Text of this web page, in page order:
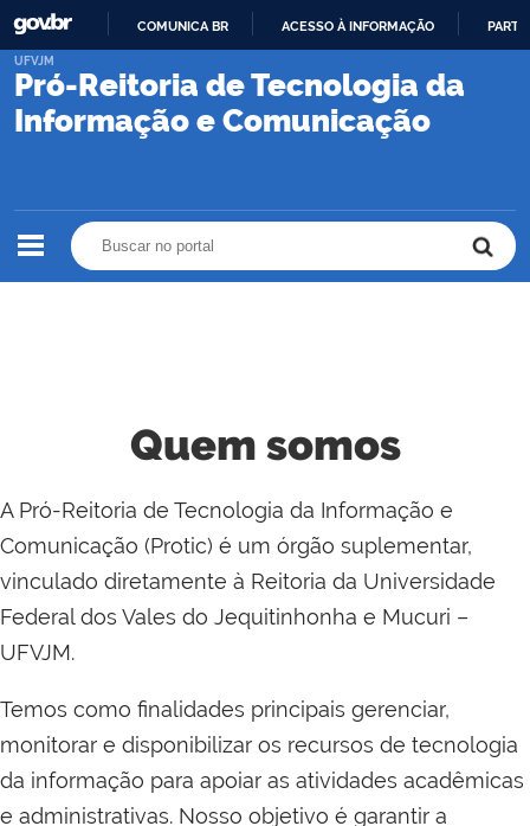
PARA
CONTEÚDO
COMUNICA BR ACESSO À INFORMAÇÃO
Pró-Reitoria de Tecnologia da
Informação e Comunicação
UFVJM
Quem somos
A Pró-Reitoria de Tecnologia da Informação e
Comunicação (Protic) é um órgão suplementar,
vinculado diretamente à Reitoria da Universidade
Federal dos Vales do Jequitinhonha e Mucuri –
UFVJM.
Temos como finalidades principais gerenciar,
monitorar e disponibilizar os recursos de tecnologia
da informação para apoiar as atividades acadêmicas
e administrativas. Nosso objetivo é garantir a